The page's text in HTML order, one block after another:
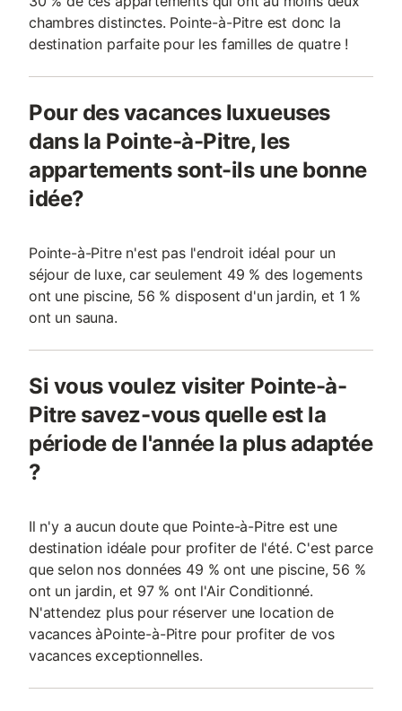
chambres distinctes. Pointe-à-Pitre est donc la
destination parfaite pour les familles de quatre !
Pour des vacances luxueuses
dans la Pointe-à-Pitre, les
appartements sont-ils une bonne
idée?
Pointe-à-Pitre n'est pas l'endroit idéal pour un
séjour de luxe, car seulement 49 % des logements
ont une piscine, 56 % disposent d'un jardin, et 1 %
ont un sauna.
Si vous voulez visiter Pointe-à-
Pitre savez-vous quelle est la
période de l'année la plus adaptée
?
Il n'y a aucun doute que Pointe-à-Pitre est une
destination idéale pour profiter de l'été. C'est parce
que selon nos données 49 % ont une piscine, 56 %
ont un jardin, et 97 % ont l'Air Conditionné.
N'attendez plus pour réserver une location de
vacances àPointe-à-Pitre pour profiter de vos
vacances exceptionnelles.